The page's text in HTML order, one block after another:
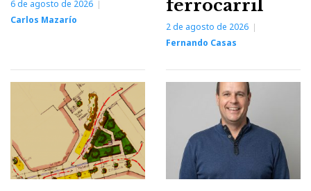
6 de agosto de 2026
Carlos Mazarío
ferrocarril
2 de agosto de 2026
Fernando Casas